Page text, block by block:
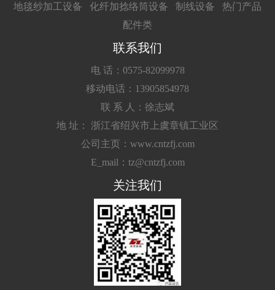
地毯纱加工设备 化纤加捻络筒设备 制线设备
热门产品
配件类
联系我们
电 话：0575-82099978
移动电话：13905854978
联 系 人：徐志斌
地 址： 浙江省绍兴市上虞章镇工业区
公司主页：www.cntzfj.com
E_mail：tz@cntzfj.com
关注我们